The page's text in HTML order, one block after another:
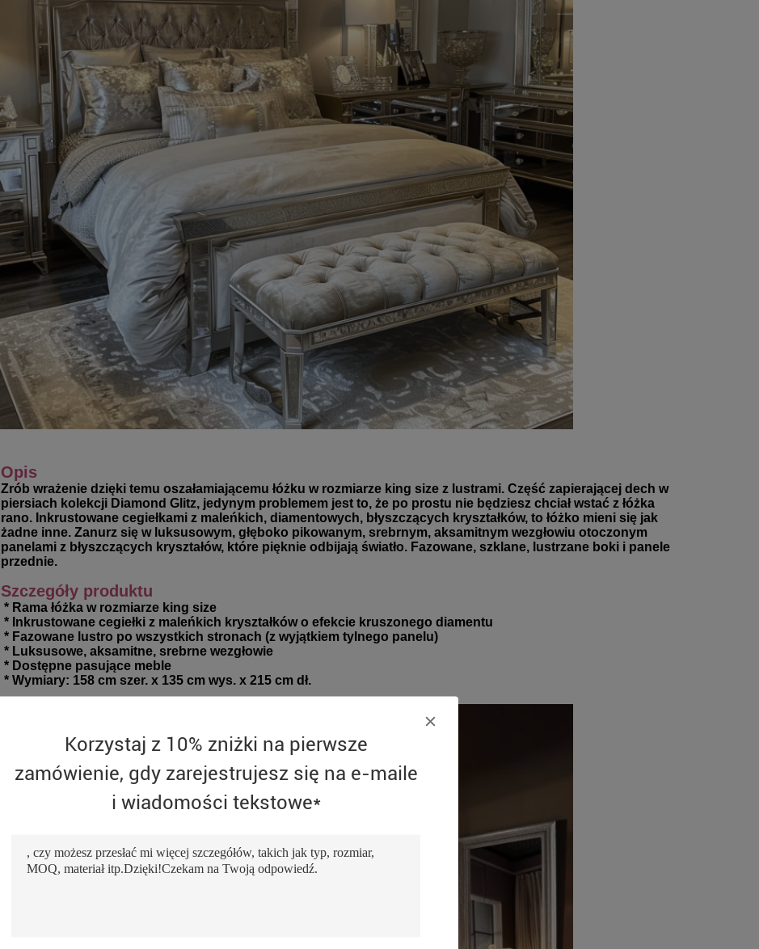
Opis
Zrób wrażenie dzięki temu oszałamiającemu łóżku w rozmiarze king size z lustrami. Część zapierającej dech w
piersiach kolekcji Diamond Glitz, jedynym problemem jest to, że po prostu nie będziesz chciał wstać z łóżka
rano. Inkrustowane cegiełkami z maleńkich, diamentowych, błyszczących kryształków, to łóżko mieni się jak
żadne inne. Zanurz się w luksusowym, głęboko pikowanym, srebrnym, aksamitnym wezgłowiu otoczonym
panelami z błyszczących kryształów, które pięknie odbijają światło. Fazowane, szklane, lustrzane boki i panele
przednie.
Szczegóły produktu
* Rama łóżka w rozmiarze king size
* Inkrustowane cegiełki z maleńkich kryształków o efekcie kruszonego diamentu
* Fazowane lustro po wszystkich stronach (z wyjątkiem tylnego panelu)
* Luksusowe, aksamitne, srebrne wezgłowie
* Dostępne pasujące meble
* Wymiary: 158 cm szer. x 135 cm wys. x 215 cm dł.
Korzystaj z 10% zniżki na pierwsze
zamówienie, gdy zarejestrujesz się na e-maile
i wiadomości tekstowe*